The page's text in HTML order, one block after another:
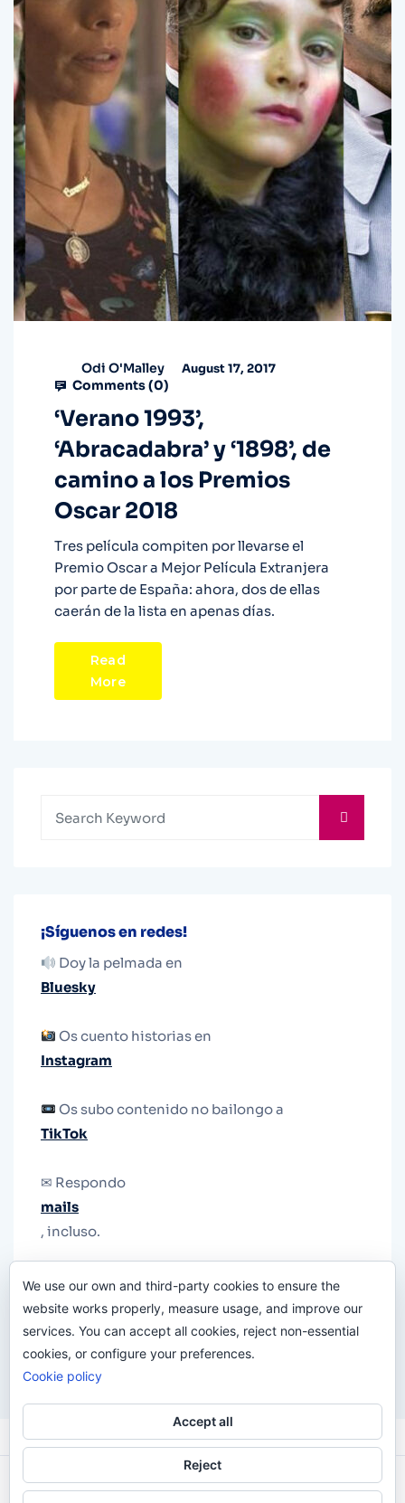
Odi O'Malley August 17, 2017
Comments (0)
‘Verano 1993’,
‘Abracadabra’ y ‘1898’, de
camino a los Premios
Oscar 2018
Tres película compiten por llevarse el
Premio Oscar a Mejor Película Extranjera
por parte de España: ahora, dos de ellas
caerán de la lista en apenas días.
Read
More
¡Síguenos en redes!
Doy la pelmada en
Bluesky
Os cuento historias en
Instagram
Os subo contenido no bailongo a
TikTok
✉ Respondo
mails
, incluso.
le quiten el teléfono.
Odi O'Malley © 2016-2025. Todos Los Derechos
We use our own and third-party cookies to ensure the
website works properly, measure usage, and improve our
services. You can accept all cookies, reject non-essential
cookies, or configure your preferences.
Cookie policy
Accept all
Reject